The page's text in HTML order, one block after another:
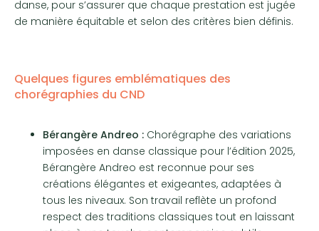
danse, pour s’assurer que chaque prestation est jugée
de manière équitable et selon des critères bien définis.
Quelques figures emblématiques des
chorégraphies du CND
Bérangère Andreo : Chorégraphe des variations
imposées en danse classique pour l’édition 2025,
Bérangère Andreo est reconnue pour ses
créations élégantes et exigeantes, adaptées à
tous les niveaux. Son travail reflète un profond
respect des traditions classiques tout en laissant